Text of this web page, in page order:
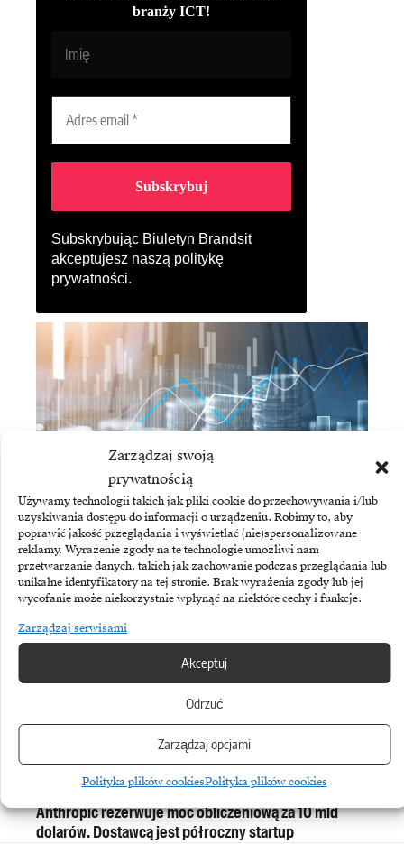
Zarządzaj swoją
prywatnością
Używamy technologii takich jak pliki cookie do przechowywania i/lub
uzyskiwania dostępu do informacji o urządzeniu. Robimy to, aby
poprawić jakość przeglądania i wyświetlać (nie)spersonalizowane
reklamy. Wyrażenie zgody na te technologie umożliwi nam
przetwarzanie danych, takich jak zachowanie podczas przeglądania lub
unikalne identyfikatory na tej stronie. Brak wyrażenia zgody lub jej
wycofanie może niekorzystnie wpłynąć na niektóre cechy i funkcje.
Zarządzaj serwisami
Akceptuj
Odrzuć
Zarządzaj opcjami
Polityka plików cookiesPolityka plików cookies
branży ICT!
Subskrybując Biuletyn Brandsit
akceptujesz naszą politykę
prywatności.
ASSECO BUSINESS SOLUTIONS
Asseco Business Solutions: mocny wzrost zysku
i sprzedaży ERP
ANTHROPIC
Anthropic rezerwuje moc obliczeniową za 10 mld
dolarów. Dostawcą jest półroczny startup